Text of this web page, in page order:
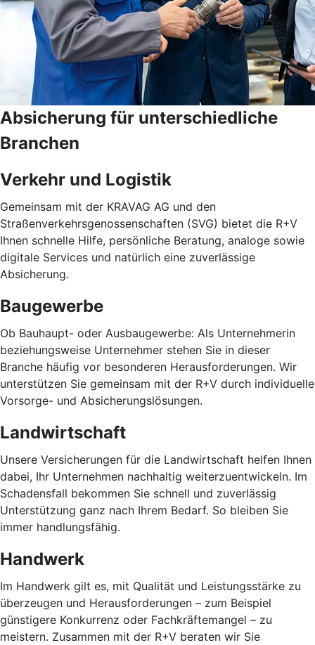
Absicherung für unterschiedliche
Branchen
Verkehr und Logistik
Gemeinsam mit der KRAVAG AG und den
Straßenverkehrsgenossenschaften (SVG) bietet die R+V
Ihnen schnelle Hilfe, persönliche Beratung, analoge sowie
digitale Services und natürlich eine zuverlässige
Absicherung.
Baugewerbe
Ob Bauhaupt- oder Ausbaugewerbe: Als Unternehmerin
beziehungsweise Unternehmer stehen Sie in dieser
Branche häufig vor besonderen Herausforderungen. Wir
unterstützen Sie gemeinsam mit der R+V durch individuelle
Vorsorge- und Absicherungslösungen.
Landwirtschaft
Unsere Versicherungen für die Landwirtschaft helfen Ihnen
dabei, Ihr Unternehmen nachhaltig weiterzuentwickeln. Im
Schadensfall bekommen Sie schnell und zuverlässig
Unterstützung ganz nach Ihrem Bedarf. So bleiben Sie
immer handlungsfähig.
Handwerk
Im Handwerk gilt es, mit Qualität und Leistungsstärke zu
überzeugen und Herausforderungen – zum Beispiel
günstigere Konkurrenz oder Fachkräftemangel – zu
meistern. Zusammen mit der R+V beraten wir Sie